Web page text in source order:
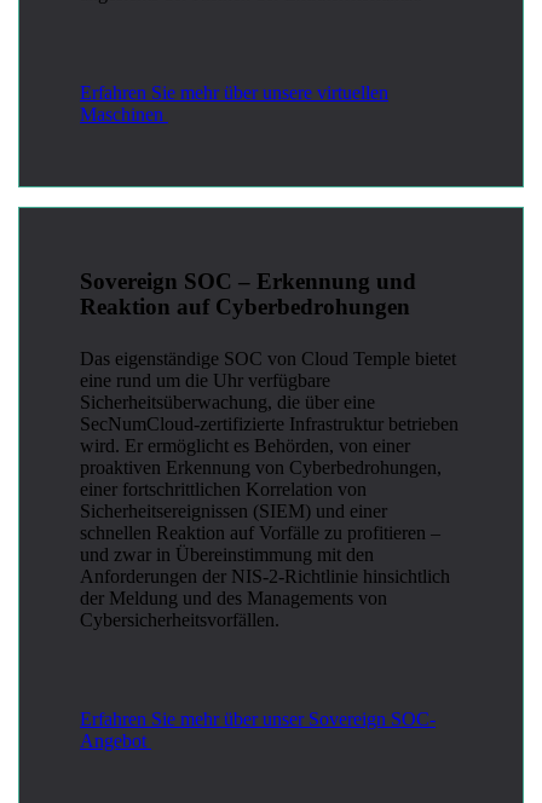
Erfahren Sie mehr über unsere virtuellen
Maschinen
Sovereign SOC – Erkennung und
Reaktion auf Cyberbedrohungen
Das eigenständige SOC von Cloud Temple bietet
eine rund um die Uhr verfügbare
Sicherheitsüberwachung, die über eine
SecNumCloud-zertifizierte Infrastruktur betrieben
wird. Er ermöglicht es Behörden, von einer
proaktiven Erkennung von Cyberbedrohungen,
einer fortschrittlichen Korrelation von
Sicherheitsereignissen (SIEM) und einer
schnellen Reaktion auf Vorfälle zu profitieren –
und zwar in Übereinstimmung mit den
Anforderungen der NIS-2-Richtlinie hinsichtlich
der Meldung und des Managements von
Cybersicherheitsvorfällen.
Erfahren Sie mehr über unser Sovereign SOC-
Angebot